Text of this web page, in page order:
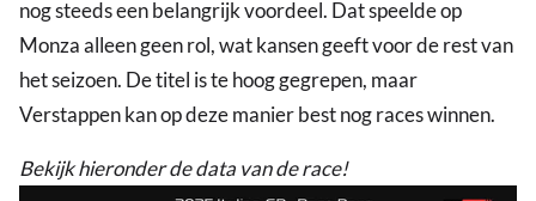
nog steeds een belangrijk voordeel. Dat speelde op
Monza alleen geen rol, wat kansen geeft voor de rest van
het seizoen. De titel is te hoog gegrepen, maar
Verstappen kan op deze manier best nog races winnen.
Bekijk hieronder de data van de race!